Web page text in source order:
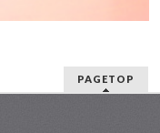
PAGETOP